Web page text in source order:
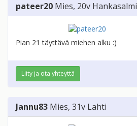
pateer20 Mies, 20v Hankasalmi
Pian 21 täyttävä miehen alku :)
Liity ja ota yhteyttä
Jannu83 Mies, 31v Lahti